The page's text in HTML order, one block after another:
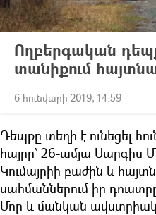
Ողբերգական
տանիքում
6 հունվարի 2019, 14:59
Դեպքը տեղի է ունեցել
հայրը` 26-ամյա Սարգիս
Կումայրիի բաժին և
սահմաններում իր
Մոր և մանկան